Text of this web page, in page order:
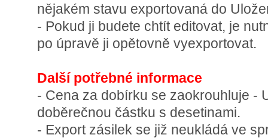
nějakém stavu exportovaná do
- Pokud ji budete chtít editovat, je
po úpravě ji opětovně vyexportovat.
Další potřebné informace
- Cena za dobírku se zaokrouhluje -
doběrečnou částku s desetinami.
- Export zásilek se již neukládá ve